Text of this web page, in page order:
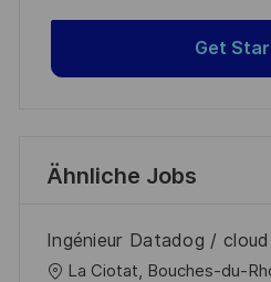
Get
Ähnliche Jobs
Ingénieur Datadog /
O La Ciotat, Bouches-du-